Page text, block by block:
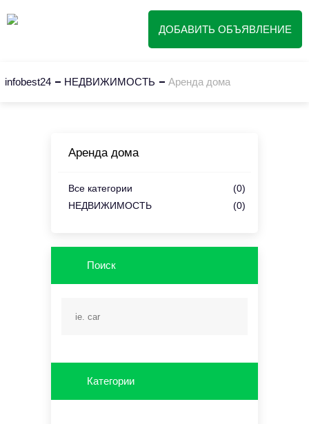
ДОБАВИТЬ ОБЪЯВЛЕНИЕ
infobest24 НЕДВИЖИМОСТЬ Аренда дома
Аренда дома
Все категории
(0)
НЕДВИЖИМОСТЬ
(0)
Поиск
Категории